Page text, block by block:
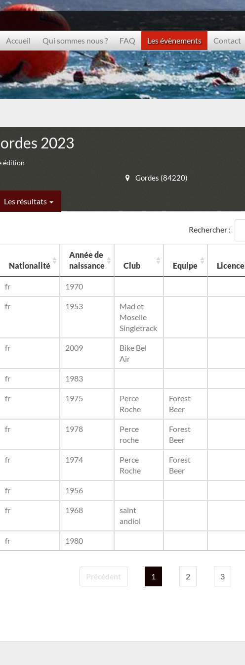
Accueil Qui sommes nous ? FAQ Les évènements Contact
2023
édition
Gordes (84220)
Les résultats
Rechercher :
Nationalité
Année de
naissance
Club Equipe Licence
fr 1970
fr 1953
Mad et
Moselle
Singletrack
fr 2009
Bike Bel
Air
fr 1983
fr 1975
Perce
Roche
Forest
Beer
fr 1978
Perce
roche
Forest
Beer
fr 1974
Perce
Roche
Forest
Beer
fr 1956
fr 1968
saint
andiol
fr 1980
Précédent
1 2 3